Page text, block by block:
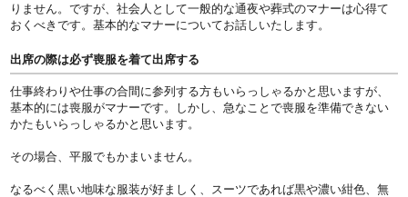
りません。ですが、社会人として一般的な通夜や葬式のマナーは心得て
おくべきです。基本的なマナーについてお話しいたします。
出席の際は必ず喪服を着て出席する
仕事終わりや仕事の合間に参列する方もいらっしゃるかと思いますが、
基本的には喪服がマナーです。しかし、急なことで喪服を準備できない
かたもいらっしゃるかと思います。
その場合、平服でもかまいません。
なるべく黒い地味な服装が好ましく、スーツであれば黒や濃い紺色、無